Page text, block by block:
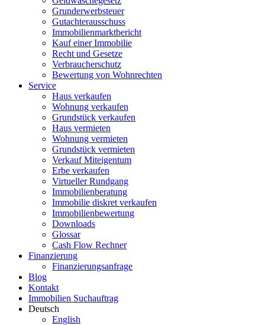
Grunderwerbsteuer
Gutachterausschuss
Immobilienmarktbericht
Kauf einer Immobilie
Recht und Gesetze
Verbraucherschutz
Bewertung von Wohnrechten
Service
Haus verkaufen
Wohnung verkaufen
Grundstück verkaufen
Haus vermieten
Wohnung vermieten
Grundstück vermieten
Verkauf Miteigentum
Erbe verkaufen
Virtueller Rundgang
Immobilienberatung
Immobilie diskret verkaufen
Immobilienbewertung
Downloads
Glossar
Cash Flow Rechner
Finanzierung
Finanzierungsanfrage
Blog
Kontakt
Immobilien Suchauftrag
Deutsch
English